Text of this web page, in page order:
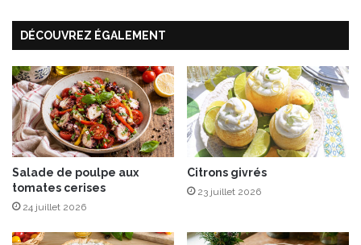
t
l
a
f
a
b
r
i
q
u
e
d
DÉCOUVREZ ÉGALEMENT
Salade de poulpe aux
tomates cerises
24 juillet 2026
Citrons givrés
23 juillet 2026